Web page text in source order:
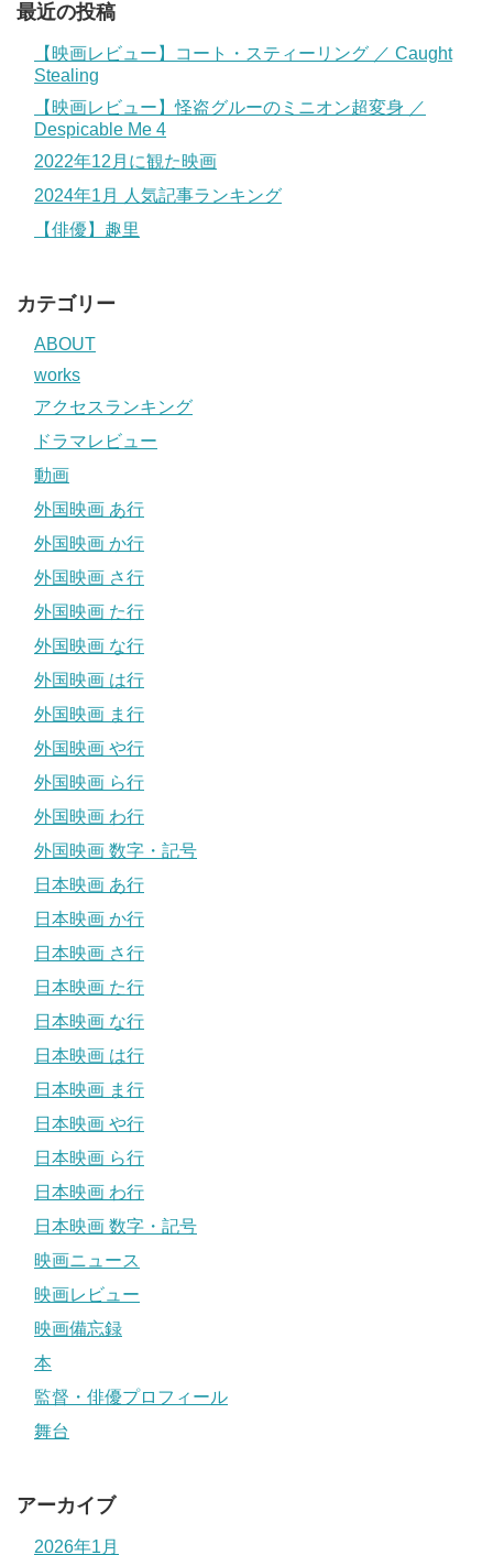
最近の投稿
【映画レビュー】コート・スティーリング ／ Caught
Stealing
【映画レビュー】怪盗グルーのミニオン超変身 ／
Despicable Me 4
2022年12月に観た映画
2024年1月 人気記事ランキング
【俳優】趣里
カテゴリー
ABOUT
works
アクセスランキング
ドラマレビュー
動画
外国映画 あ行
外国映画 か行
外国映画 さ行
外国映画 た行
外国映画 な行
外国映画 は行
外国映画 ま行
外国映画 や行
外国映画 ら行
外国映画 わ行
外国映画 数字・記号
日本映画 あ行
日本映画 か行
日本映画 さ行
日本映画 た行
日本映画 な行
日本映画 は行
日本映画 ま行
日本映画 や行
日本映画 ら行
日本映画 わ行
日本映画 数字・記号
映画ニュース
映画レビュー
映画備忘録
本
監督・俳優プロフィール
舞台
アーカイブ
2026年1月